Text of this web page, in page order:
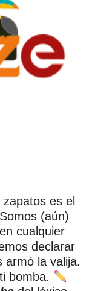
es el
Somos (aún)
cualquier
declarar
armó la valija.
bomba.